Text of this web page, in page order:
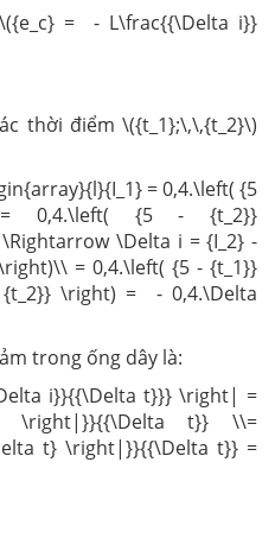
= - L\frac{{\Delta i}}
thời điểm \({t_1};\,\,{t_2}\)
= 0,4.\left( {5
0,4.\left( {5 - {t_2}}
\Delta i = {I_2} -
= 0,4.\left( {5 - {t_1}}
\right) = - 0,4.\Delta
trong ống dây là:
i}}{{\Delta t}}} \right| =
\right|}}{{\Delta t}} \\=
t} \right|}}{{\Delta t}} =